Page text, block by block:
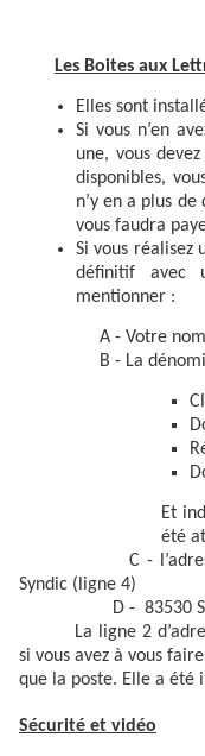
Les Boites aux
Elles sont
Si vous n’en
une, vous
disponibles,
n’y en a plus
vous faudra
Si vous réalisez
définitif avec
mentionner :
A - Votre
B - La
Et
été
C -
Syndic (ligne 4)
D - 83530
La ligne 2
si vous avez à vous
que la poste. Elle a été
Sécurité et vidéo